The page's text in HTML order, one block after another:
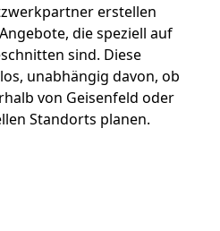
erstellen
die speziell auf
sind. Diese
unabhängig davon, ob
von Geisenfeld oder
Standorts planen.